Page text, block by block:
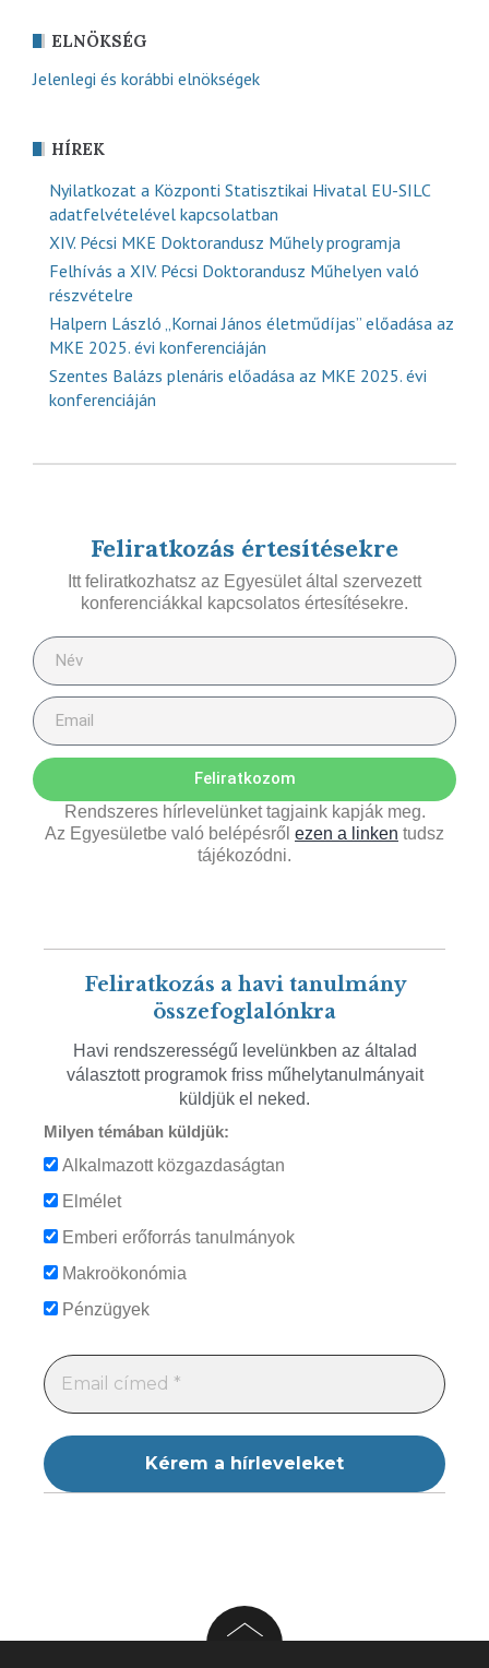
ELNÖKSÉG
Jelenlegi és korábbi elnökségek
HÍREK
Nyilatkozat a Központi Statisztikai Hivatal EU-SILC
adatfelvételével kapcsolatban
XIV. Pécsi MKE Doktorandusz Műhely programja
Felhívás a XIV. Pécsi Doktorandusz Műhelyen való
részvételre
Halpern László „Kornai János életműdíjas” előadása az
MKE 2025. évi konferenciáján
Szentes Balázs plenáris előadása az MKE 2025. évi
konferenciáján
Feliratkozás értesítésekre
Itt feliratkozhatsz az Egyesület által szervezett
konferenciákkal kapcsolatos értesítésekre.
Feliratkozom
Rendszeres hírlevelünket tagjaink kapják meg.
Az Egyesületbe való belépésről ezen a linken tudsz
tájékozódni.
Feliratkozás a havi tanulmány
összefoglalónkra
Havi rendszerességű levelünkben az általad
választott programok friss műhelytanulmányait
küldjük el neked.
Milyen témában küldjük:
Alkalmazott közgazdaságtan
Elmélet
Emberi erőforrás tanulmányok
Makroökonómia
Pénzügyek